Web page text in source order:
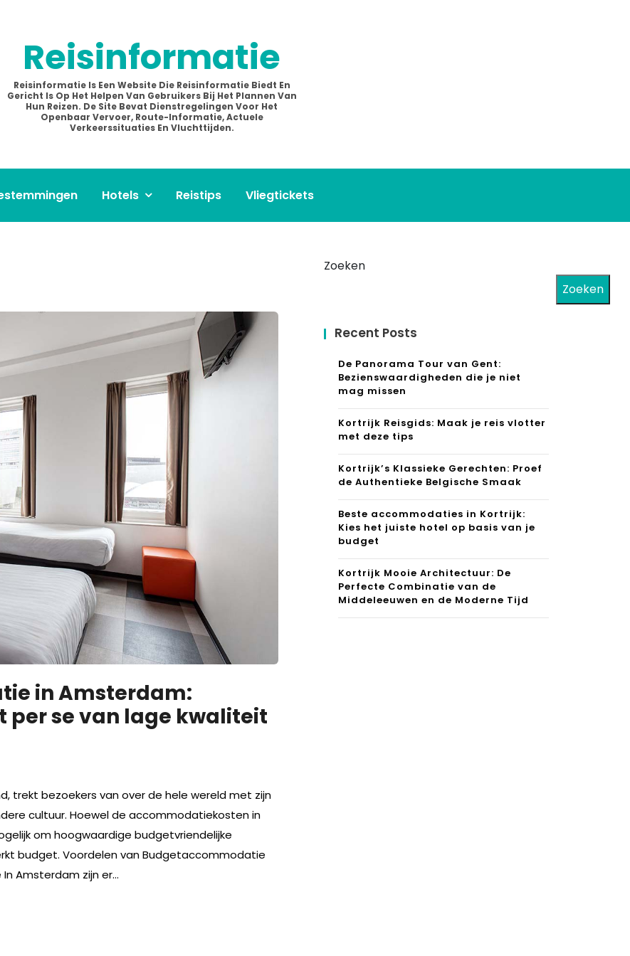
Reisinformatie
Reisinformatie Is Een Website Die Reisinformatie Biedt En
Gericht Is Op Het Helpen Van Gebruikers Bij Het Plannen Van
Hun Reizen. De Site Bevat Dienstregelingen Voor Het
Openbaar Vervoer, Route-Informatie, Actuele
Verkeerssituaties En Vluchttijden.
Hotels Reistips Vliegtickets
in Amsterdam:
per se van lage kwaliteit
trekt bezoekers van over de hele wereld met zijn
cultuur. Hoewel de accommodatiekosten in
om hoogwaardige budgetvriendelijke
budget. Voordelen van Budgetaccommodatie
Amsterdam zijn er…
Zoeken
Zoeken
Recent Posts
De Panorama Tour van Gent:
Bezienswaardigheden die je niet
mag missen
Kortrijk Reisgids: Maak je reis vlotter
met deze tips
Kortrijk’s Klassieke Gerechten: Proef
de Authentieke Belgische Smaak
Beste accommodaties in Kortrijk:
Kies het juiste hotel op basis van je
budget
Kortrijk Mooie Architectuur: De
Perfecte Combinatie van de
Middeleeuwen en de Moderne Tijd